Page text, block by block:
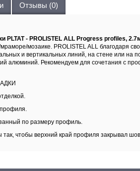
Отзывы (0)
PLTAT - PROLISTEL ALL Progress
мозаике. PROLISTEL ALL благодаря
и вертикальных линий, на стене или
Рекомендуем для сочетания с
по размеру профиль.
чтобы верхний край профиля закрывал шов.